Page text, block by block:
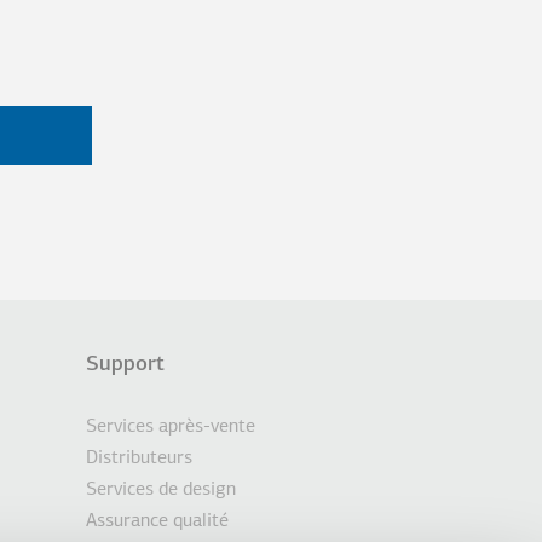
Support
Services après-vente
Distributeurs
Services de design
Assurance qualité